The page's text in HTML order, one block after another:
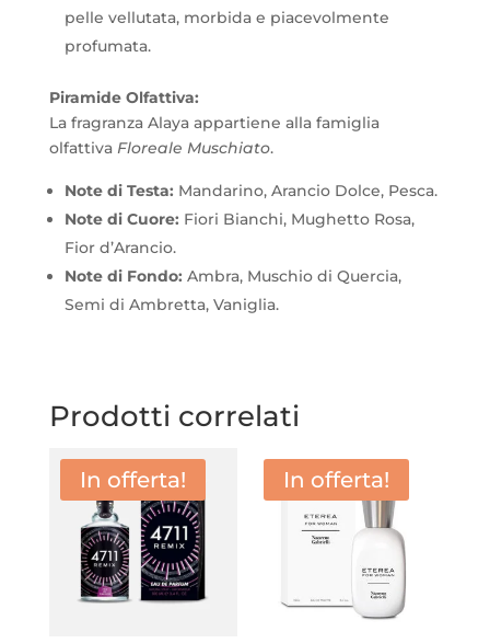
pelle vellutata, morbida e piacevolmente
profumata.
Piramide Olfattiva:
La fragranza Alaya appartiene alla famiglia
olfattiva Floreale Muschiato.
Note di Testa: Mandarino, Arancio Dolce, Pesca.
Note di Cuore: Fiori Bianchi, Mughetto Rosa,
Fior d’Arancio.
Note di Fondo: Ambra, Muschio di Quercia,
Semi di Ambretta, Vaniglia.
Prodotti correlati
In offerta! In offerta!